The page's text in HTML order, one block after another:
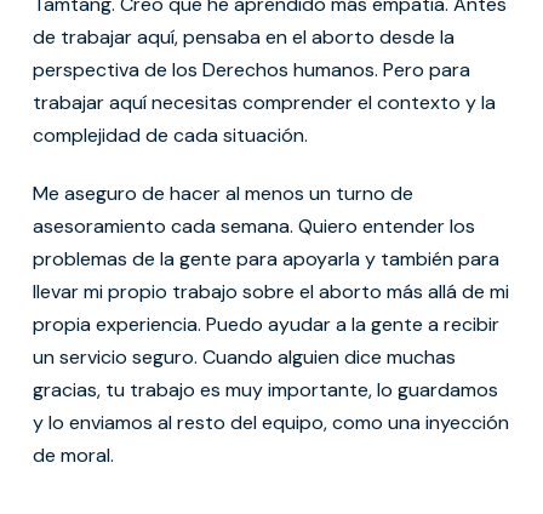
de trabajar aquí, pensaba en el aborto desde la
perspectiva de los Derechos humanos. Pero para
trabajar aquí necesitas comprender el contexto y la
complejidad de cada situación.
Me aseguro de hacer al menos un turno de
asesoramiento cada semana. Quiero entender los
problemas de la gente para apoyarla y también para
llevar mi propio trabajo sobre el aborto más allá de mi
propia experiencia. Puedo ayudar a la gente a recibir
un servicio seguro. Cuando alguien dice muchas
gracias, tu trabajo es muy importante, lo guardamos
y lo enviamos al resto del equipo, como una inyección
de moral.